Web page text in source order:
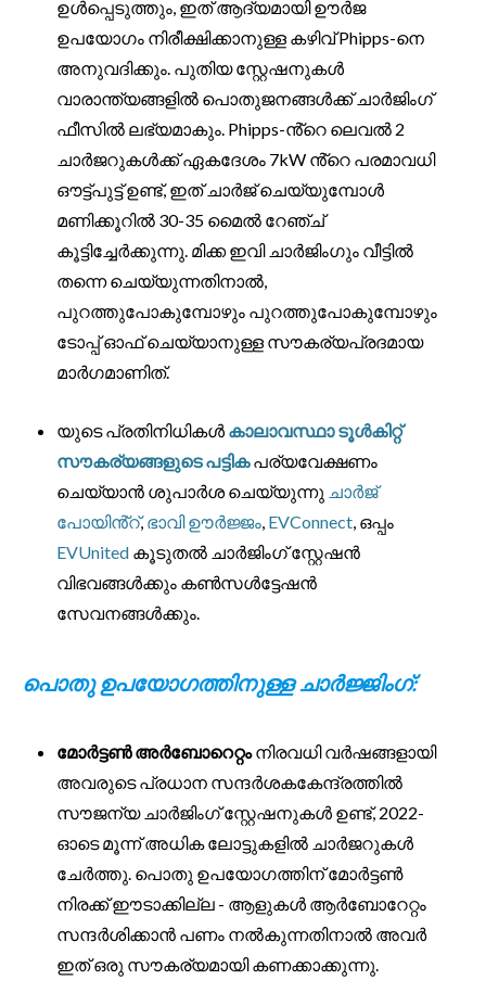
ഉൾപ്പെടുത്തും, ഇത് ആദ്യമായി ഊർജ
ഉപയോഗം നിരീക്ഷിക്കാനുള്ള കഴിവ് Phipps-നെ
അനുവദിക്കും. പുതിയ സ്റ്റേഷനുകൾ
വാരാന്ത്യങ്ങളിൽ പൊതുജനങ്ങൾക്ക് ചാർജിംഗ്
ഫീസിൽ ലഭ്യമാകും. Phipps-ൻ്റെ ലെവൽ 2
ചാർജറുകൾക്ക് ഏകദേശം 7kW ൻ്റെ പരമാവധി
ഔട്ട്‌പുട്ട് ഉണ്ട്, ഇത് ചാർജ് ചെയ്യുമ്പോൾ
മണിക്കൂറിൽ 30-35 മൈൽ റേഞ്ച്
കൂട്ടിച്ചേർക്കുന്നു. മിക്ക ഇവി ചാർജിംഗും വീട്ടിൽ
തന്നെ ചെയ്യുന്നതിനാൽ,
പുറത്തുപോകുമ്പോഴും പുറത്തുപോകുമ്പോഴും
ടോപ്പ് ഓഫ് ചെയ്യാനുള്ള സൗകര്യപ്രദമായ
മാർഗമാണിത്.
യുടെ പ്രതിനിധികൾ കാലാവസ്ഥാ ടൂൾകിറ്റ്
സൗകര്യങ്ങളുടെ പട്ടികപര്യവേക്ഷണം
ചെയ്യാൻ ശുപാർശ ചെയ്യുന്നു ചാർജ്
പോയിൻ്റ്,ഭാവി ഊർജ്ജം EVConnect , ഒപ്പം
EVUnited കൂടുതൽ ചാർജിംഗ് സ്റ്റേഷൻ
വിഭവങ്ങൾക്കും കൺസൾട്ടേഷൻ
സേവനങ്ങൾക്കും.
പൊതു ഉപയോഗത്തിനുള്ള ചാർജ്ജിംഗ്:
മോർട്ടൺ അർബോറെറ്റംനിരവധി വർഷങ്ങളായി
അവരുടെ പ്രധാന സന്ദർശകകേന്ദ്രത്തിൽ
സൗജന്യ ചാർജിംഗ് സ്റ്റേഷനുകൾ ഉണ്ട്, 2022-
ഓടെ മൂന്ന് അധിക ലോട്ടുകളിൽ ചാർജറുകൾ
ചേർത്തു. പൊതു ഉപയോഗത്തിന് മോർട്ടൺ
നിരക്ക് ഈടാക്കില്ല - ആളുകൾ ആർബോറേറ്റം
സന്ദർശിക്കാൻ പണം നൽകുന്നതിനാൽ അവർ
ഇത് ഒരു സൗകര്യമായി കണക്കാക്കുന്നു.